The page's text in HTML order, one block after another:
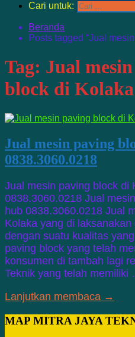
Cari untuk:
Beranda
Posts tagged “Jual
Tag: Jual
block di Kolaka
Jual mesin paving
0838.3060.0218
Jual mesin paving block di
0838.3060.0218 Jual
hub 0838.3060.0218 Jual
Kolaka yang di
dengan suatu kualitas
paving block yang telah
konsumen di tambah lagi
Teknik yang telah memiliki
Lanjutkan membaca →
MAP MITRA JAYA